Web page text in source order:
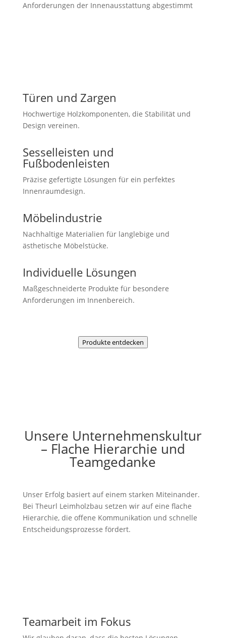
Anforderungen der Innenausstattung abgestimmt
Türen und Zargen
Hochwertige Holzkomponenten, die Stabilität und
Design vereinen.
Sesselleisten und
Fußbodenleisten
Präzise gefertigte Lösungen für ein perfektes
Innenraumdesign.
Möbelindustrie
Nachhaltige Materialien für langlebige und
ästhetische Möbelstücke.
Individuelle Lösungen
Maßgeschneiderte Produkte für besondere
Anforderungen im Innenbereich.
Produkte entdecken
Unsere Unternehmenskultur
– Flache Hierarchie und
Teamgedanke
Unser Erfolg basiert auf einem starken Miteinander.
Bei Theurl Leimholzbau setzen wir auf eine flache
Hierarchie, die offene Kommunikation und schnelle
Entscheidungsprozesse fördert.
Teamarbeit im Fokus